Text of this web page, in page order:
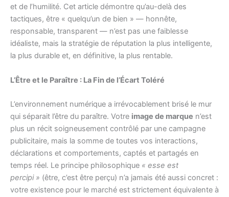
et de l’humilité. Cet article démontre qu’au-delà des
tactiques, être « quelqu’un de bien » — honnête,
responsable, transparent — n’est pas une faiblesse
idéaliste, mais la stratégie de réputation la plus intelligente,
la plus durable et, en définitive, la plus rentable.
L’Être et le Paraître : La Fin de l’Écart Toléré
L’environnement numérique a irrévocablement brisé le mur
qui séparait l’être du paraître. Votre image de marque n’est
plus un récit soigneusement contrôlé par une campagne
publicitaire, mais la somme de toutes vos interactions,
déclarations et comportements, captés et partagés en
temps réel. Le principe philosophique « esse est
percipi » (être, c’est être perçu) n’a jamais été aussi concret :
votre existence pour le marché est strictement équivalente à